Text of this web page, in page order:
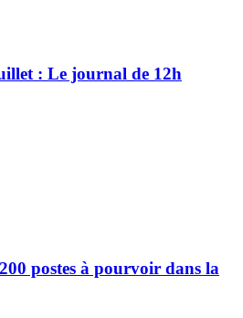
: Le journal de 12h
postes à pourvoir dans la